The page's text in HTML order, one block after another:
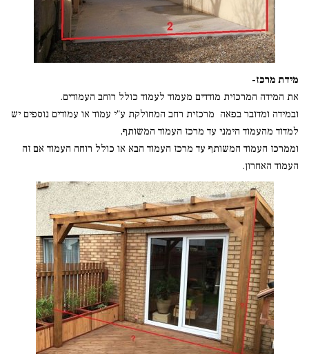
מידת מרכז-
את המידה המרכזית מודדים מעמוד לעמוד כולל רוחב העמודים.
ובמידה ומדובר בפאה מרכזית רחב המחולקת ע"י עמוד או עמודים נוספים יש
למדוד מהעמוד הימני עד מרכז העמוד המשותף,
וממרכז העמוד המשותף עד מרכז העמוד הבא או כולל רוחה העמוד אם זה
העמוד האחרון.